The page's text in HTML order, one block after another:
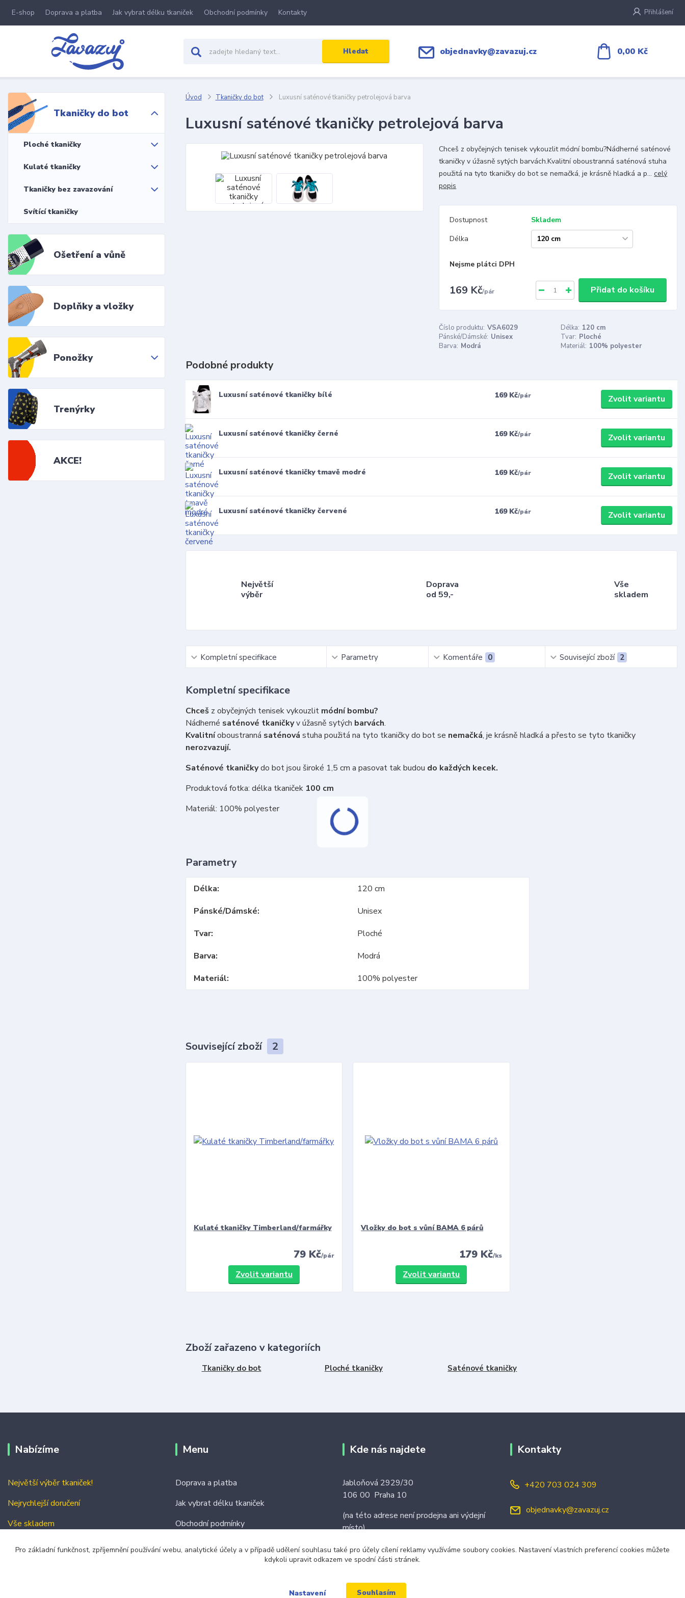
E-shop Doprava a platba Jak vybrat délku tkaniček Obchodní podmínky Kontakty Přihlášení
Hledat objednavky@zavazuj.cz 0,00 Kč
Tkaničky do bot
Ploché tkaničky
Kulaté tkaničky
Tkaničky bez zavazování
Svítící tkaničky
Ošetření a vůně
Doplňky a vložky
Ponožky
Trenýrky
AKCE!
Úvod Tkaničky do bot Luxusní saténové tkaničky petrolejová barva
Luxusní saténové tkaničky petrolejová barva
Chceš z obyčejných tenisek vykouzlit módní bombu?Nádherné saténové
tkaničky v úžasně sytých barvách.Kvalitní oboustranná saténová stuha
použitá na tyto tkaničky do bot se nemačká, je krásně hladká a p...celý
popis
Dostupnost
Skladem
Délka
Nejsme plátci DPH
169 Kč/pár Přidat do košíku
Číslo produktu: VSA6029 Délka: 120 cm
Pánské/Dámské: Unisex Tvar: Ploché
Barva: Modrá Materiál: 100% polyester
Podobné produkty
Luxusní saténové tkaničky bílé 169 Kč/pár Zvolit variantu
Luxusní saténové tkaničky černé 169 Kč/pár Zvolit variantu
Luxusní saténové tkaničky tmavě modré 169 Kč/pár Zvolit variantu
Luxusní saténové tkaničky červené 169 Kč/pár Zvolit variantu
Největší
výběr
Doprava
od 59,-
Vše
skladem
Kompletní specifikace Parametry Komentáře 0 Související zboží 2
Kompletní specifikace
Chcešz obyčejných tenisek vykouzlit módní bombu?
Nádherné saténové tkaničkyv úžasně sytých barvách.
Kvalitníoboustranná saténová stuha použitá na tyto tkaničky do bot se nemačká, je krásně hladká a přesto se tyto tkaničky
nerozvazují.
Saténové tkaničkydo bot jsou široké 1,5 cm a pasovat tak budou do každých kecek.
Produktová fotka: délka tkaniček 100 cm
Materiál: 100% polyester
Parametry
Délka
120 cm
Pánské/Dámské
Unisex
Tvar
Ploché
Barva
Modrá
Materiál
100% polyester
Související zboží 2
Kulaté tkaničky Timberland/farmářky
79 Kč/pár
Zvolit variantu
Vložky do bot s vůní BAMA 6 párů
179 Kč/ks
Zvolit variantu
Zboží zařazeno v kategoriích
Tkaničky do bot Ploché tkaničky Saténové tkaničky
Nabízíme
Největší výběr tkaniček!
Nejrychlejší doručení
Vše skladem
Menu
Doprava a platba
Jak vybrat délku tkaniček
Obchodní podmínky
Kde nás najdete
Jabloňová 2929/30
106 00 Praha 10
(na této adrese není prodejna ani výdejní
místo)
Kontakty
+420 703 024 309
objednavky@zavazuj.cz
Pro základní funkčnost, zpříjemnění používání webu, analytické účely a v případě udělení souhlasu také pro účely cílení reklamy využíváme soubory cookies. Nastavení vlastních preferencí cookies můžete
kdykoli upravit odkazem ve spodní části stránek.
Nastavení Souhlasím